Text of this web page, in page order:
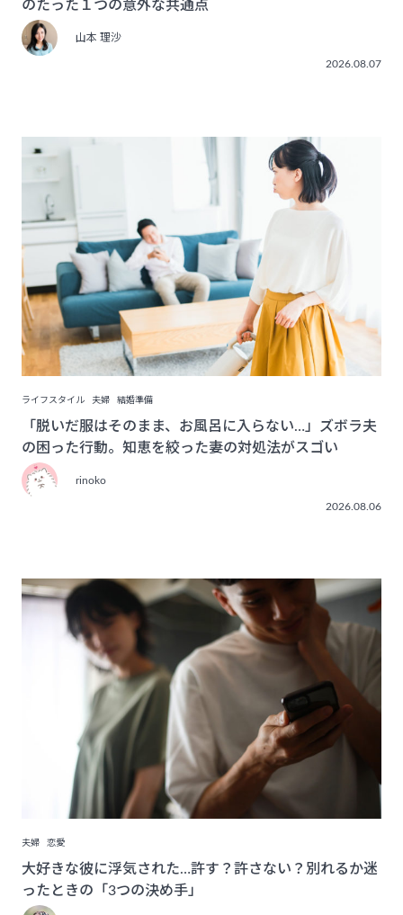
のたった１つの意外な共通点
山本 理沙
2026.08.07
ライフスタイル 夫婦 結婚準備
「脱いだ服はそのまま、お風呂に入らない…」ズボラ夫
の困った行動。知恵を絞った妻の対処法がスゴい
rinoko
2026.08.06
夫婦 恋愛
大好きな彼に浮気された…許す？許さない？別れるか迷
ったときの「3つの決め手」